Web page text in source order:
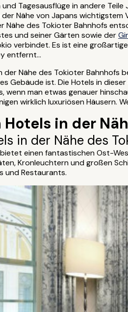
und Tagesausflüge in andere
Nähe von Japans wichtigstem
Nähe des Tokioter Bahnhofs
und seiner Gärten sowie der
verbindet. Es ist eine
entfernt...
der Nähe des Tokioter Bahnhofs
Gebäude ist. Die Hotels in
wenn man etwas genauer
wirklich luxuriösen Häusern.
in der
in der Nähe des
bietet einen fantastischen Ost-
Kronleuchtern und großen
und Restaurants.